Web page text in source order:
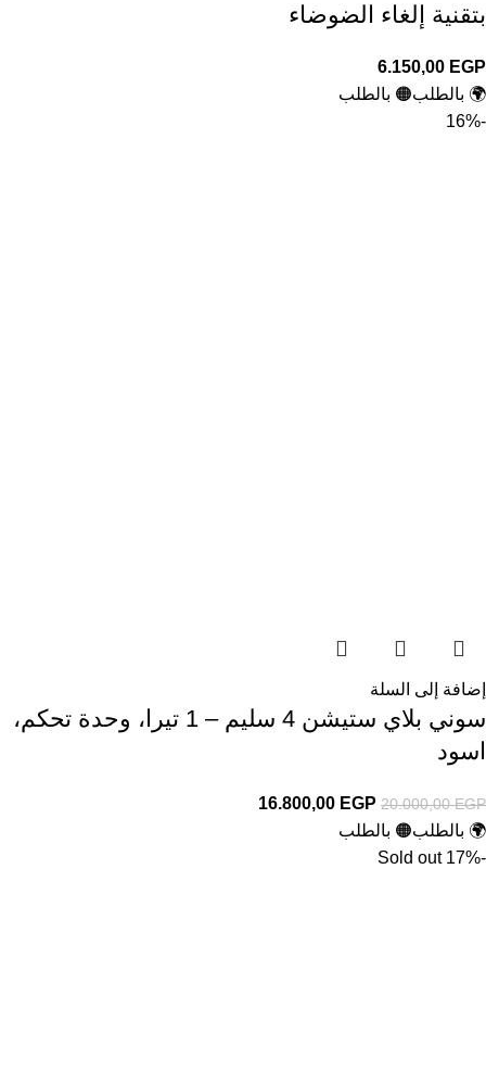
بتقنية إلغاء الضوضاء
6.150,00 EGP
🌍 بالطلب🟠 بالطلب
-16%
إضافة إلى السلة
سوني بلاي ستيشن 4 سليم – 1 تيرا، وحدة تحكم،
اسود
20.000,00EGP
16.800,00 EGP
🌍 بالطلب🟠 بالطلب
-17%
Sold out